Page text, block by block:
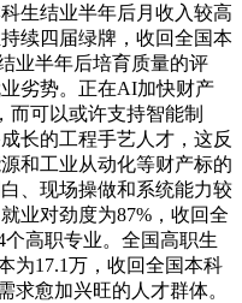
生结业半年后月收入较高
续四届绿牌，收回全国本
业半年后培育质量的评
劣势。正在AI加快财产
而可以或许支持智能制
长的工程手艺人才，这反
和工业从动化等财产标的
、现场操做和系统能力较
业对劲度为87%，收回全
个高职专业。全国高职生
为17.1万，收回全国本科
求愈加兴旺的人才群体。